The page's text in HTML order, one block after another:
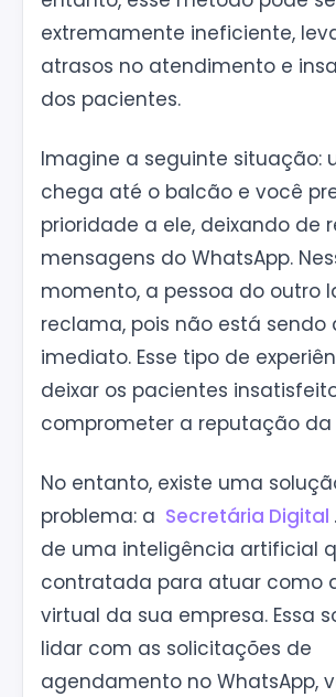
extremamente ineficiente,
atrasos no atendimento e
dos pacientes.
Imagine a seguinte situação:
chega até o balcão e você
prioridade a ele, deixando de
mensagens do WhatsApp.
momento, a pessoa do outro
reclama, pois não está
imediato. Esse tipo de
deixar os pacientes
comprometer a reputação da
No entanto, existe uma
problema: a Secretária Digital
de uma inteligência artificial
contratada para atuar como
virtual da sua empresa. Essa
lidar com as solicitações de
agendamento no WhatsApp,